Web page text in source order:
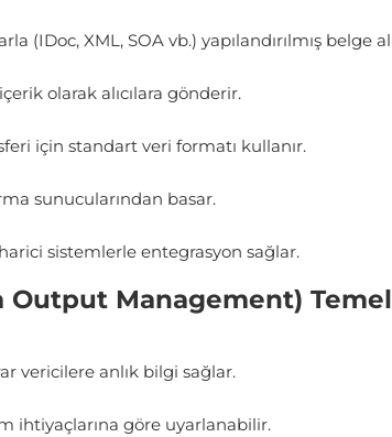
(IDoc, XML, SOA vb.) yapılandırılmış belge
olarak alıcılara gönderir.
için standart veri formatı kullanır.
sunucularından basar.
sistemlerle entegrasyon sağlar.
Output Management)
vericilere anlık bilgi sağlar.
ihtiyaçlarına göre uyarlanabilir.